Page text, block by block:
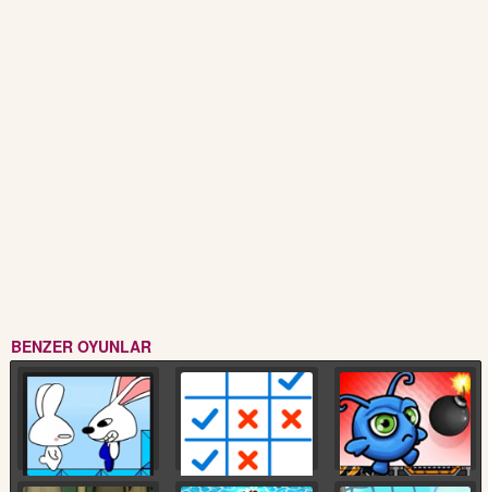
BENZER OYUNLAR
2 Kişilik Tavşan 2 Kişilik Tik ve Çarptı 2 Kişilik Bomba Atma